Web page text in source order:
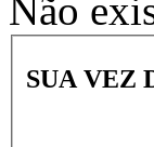
Não
SUA VEZ